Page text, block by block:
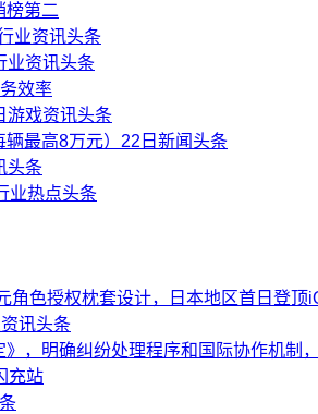
榜第二
业资讯头条
业资讯头条
效率
游戏资讯头条
最高8万元）22日新闻头条
头条
业热点头条
角色授权枕套设计，日本地区首日登顶
讯头条
，明确纠纷处理程序和国际协作机制
充站